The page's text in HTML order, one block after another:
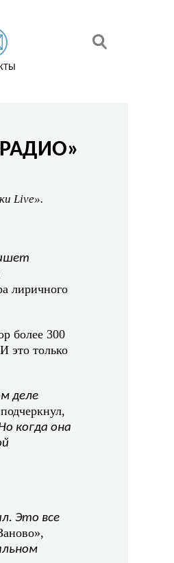
Live».
лиричного
более 300
это только
деле
когда она
Это всe